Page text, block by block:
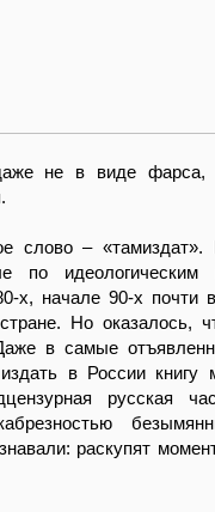
не в виде
слово –
по
начале 90-х почти
Но оказалось,
в самые
в России книгу
русская
раскупят